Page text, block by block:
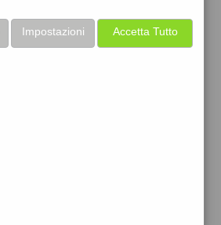
esso q8
Accetta Tutto
Impostazioni